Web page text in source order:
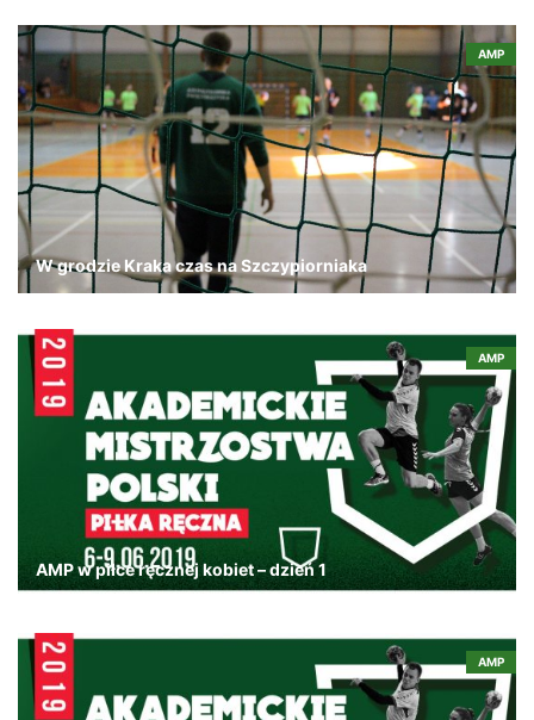
W grodzie Kraka czas na Szczypiorniaka
AMP
AMP w piłce ręcznej kobiet – dzień 1
AMP
AMP